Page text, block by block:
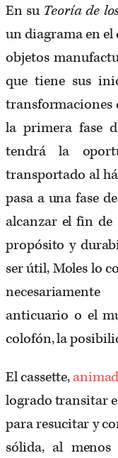
En suTeoría de
un diagrama en el
objetos
que tiene sus
transformaciones
la primera fase
tendrá la
transportado al
pasa a una fase
alcanzar el fin
propósito y
ser útil, Moles lo
anticuario o el
colofón, la
El cassette,
logrado transitar
para resucitar y
sólida, al